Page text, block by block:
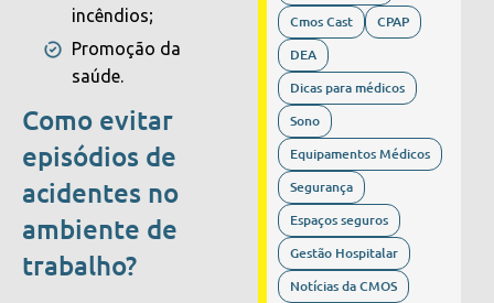
incêndios;
Promoção da
saúde.
Como evitar
episódios de
acidentes no
ambiente de
trabalho?
Cmos Cast
CPAP
DEA
Dicas para médicos
Sono
Equipamentos Médicos
Segurança
Espaços seguros
Gestão Hospitalar
Notícias da CMOS